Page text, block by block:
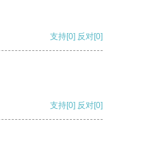
支持[0] 反对[0]
支持[0] 反对[0]